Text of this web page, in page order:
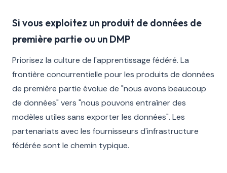
Si vous exploitez un produit de données de
première partie ou un DMP
Priorisez la culture de l'apprentissage fédéré. La
frontière concurrentielle pour les produits de données
de première partie évolue de "nous avons beaucoup
de données" vers "nous pouvons entraîner des
modèles utiles sans exporter les données". Les
partenariats avec les fournisseurs d'infrastructure
fédérée sont le chemin typique.